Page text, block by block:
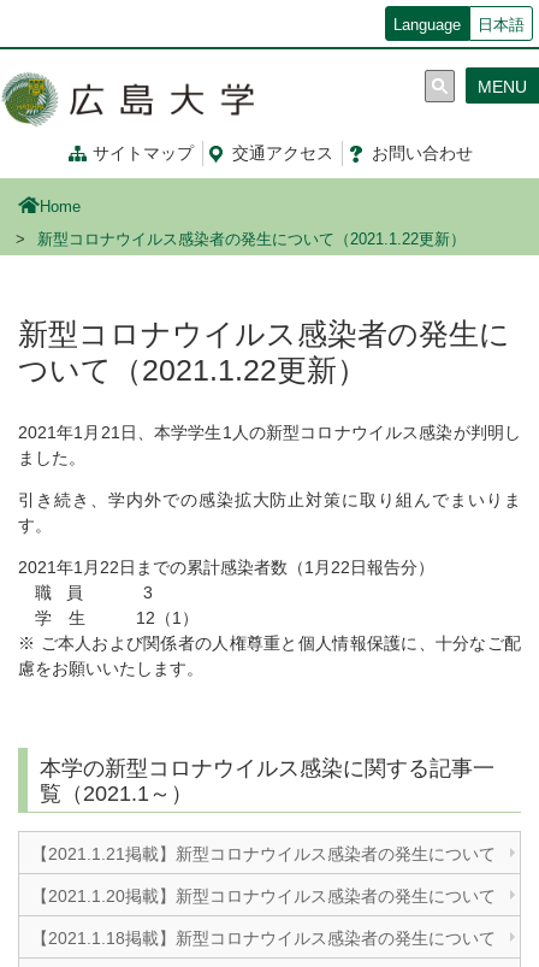
コ
ン
移
Language 日本語
サイトマップ 交通アクセス お問い合わせ
MENU
Home
新型コロナウイルス感染者の発生について（2021.1.22更新）
新型コロナウイルス感染者の発生に
ついて（2021.1.22更新）
2021年1月21日、本学学生1人の新型コロナウイルス感染が判明し
ました。
引き続き、学内外での感染拡大防止対策に取り組んでまいりま
す。
2021年1月22日までの累計感染者数（1月22日報告分）
職 員 3
学 生 12（1）
※ ご本人および関係者の人権尊重と個人情報保護に、十分なご配
慮をお願いいたします。
本学の新型コロナウイルス感染に関する記事一
覧（2021.1～）
【2021.1.21掲載】新型コロナウイルス感染者の発生について
【2021.1.20掲載】新型コロナウイルス感染者の発生について
【2021.1.18掲載】新型コロナウイルス感染者の発生について